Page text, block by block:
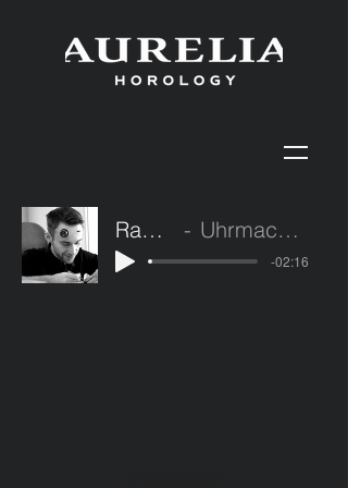
Radiobeitrag Uhrmacher im Waldviertel
-02:16